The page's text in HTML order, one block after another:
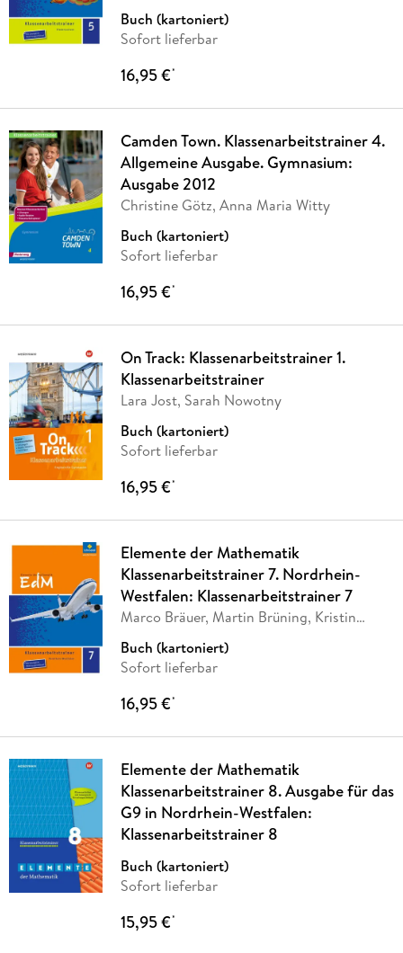
Buch (kartoniert)
Sofort lieferbar
16,95 €*
Camden Town. Klassenarbeitstrainer 4.
Allgemeine Ausgabe. Gymnasium:
Ausgabe 2012
Christine Götz, Anna Maria Witty
Buch (kartoniert)
Sofort lieferbar
16,95 €*
On Track: Klassenarbeitstrainer 1.
Klassenarbeitstrainer
Lara Jost, Sarah Nowotny
Buch (kartoniert)
Sofort lieferbar
16,95 €*
Elemente der Mathematik
Klassenarbeitstrainer 7. Nordrhein-
Westfalen: Klassenarbeitstrainer 7
Marco Bräuer, Martin Brüning, Kristin
Buch (kartoniert)
Sofort lieferbar
16,95 €*
Elemente der Mathematik
Klassenarbeitstrainer 8. Ausgabe für das
G9 in Nordrhein-Westfalen:
Klassenarbeitstrainer 8
Buch (kartoniert)
Sofort lieferbar
15,95 €*